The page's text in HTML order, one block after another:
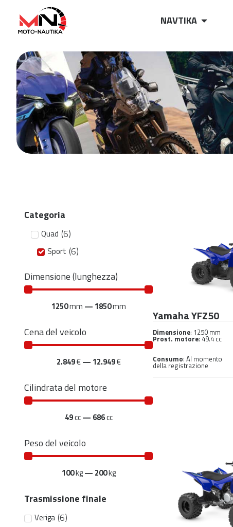
NAVTIKA
Categoria
Quad (6)
Sport (6)
Dimensione (lunghezza)
1250mm — 1850mm
Cena del veicolo
2.849€— 12.949€
Cilindrata del motore
49cc— 686cc
Peso del veicolo
100kg— 200kg
Trasmissione finale
Veriga (6)
Yamaha YFZ50
Dimensione: 1250 mm
Prost. motore: 49.4 cc
Consumo: Al momento
della registrazione